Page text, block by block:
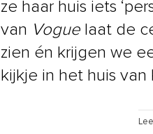
ze haar huis iets
van Vogue laat de
zien én krijgen we
kijkje in het huis van